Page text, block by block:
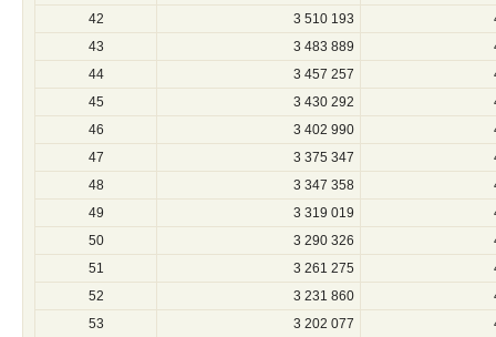
42
3 510 193
43
3 483 889
44
3 457 257
45
3 430 292
46
3 402 990
47
3 375 347
48
3 347 358
49
3 319 019
50
3 290 326
51
3 261 275
52
3 231 860
53
3 202 077